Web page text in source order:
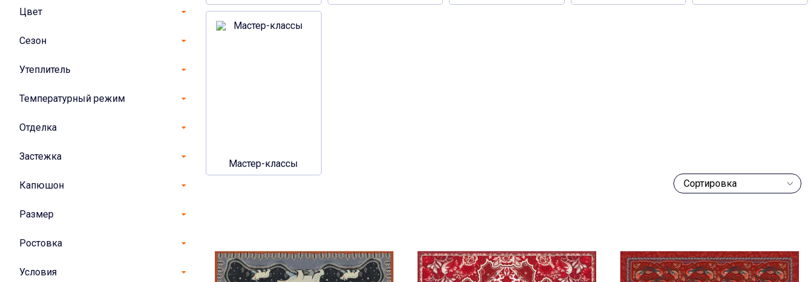
Мастер-классы
Цвет
Сезон
Утеплитель
Температурный режим
Отделка
Застежка
Капюшон
Размер
Ростовка
Условия